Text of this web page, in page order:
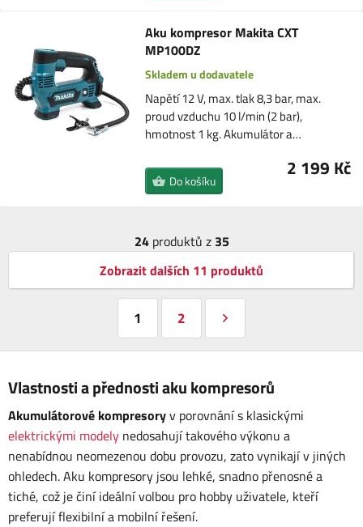
Aku kompresor Makita CXT
MP100DZ
Skladem u dodavatele
Napětí 12 V, max. tlak 8,3 bar, max.
proud vzduchu 10 l/min (2 bar),
hmotnost 1 kg. Akumulátor a…
2 199 Kč
Do košíku
24produktů z 35
Zobrazit dalších 11 produktů
1 2
Vlastnosti a přednosti aku kompresorů
Akumulátorové kompresoryv porovnání s klasickými
elektrickými modely nedosahují takového výkonu a
nenabídnou neomezenou dobu provozu, zato vynikají v jiných
ohledech. Aku kompresory jsou lehké, snadno přenosné a
tiché, což je činí ideální volbou pro hobby uživatele, kteří
preferují flexibilní a mobilní řešení.